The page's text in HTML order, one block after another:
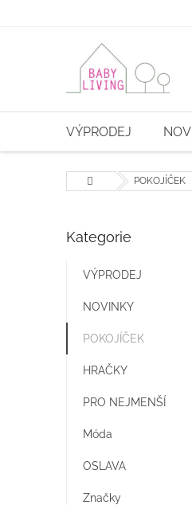
VÝPRODEJ
Domů POKOJÍČEK
o
n
Přeskočit
Kategorie
VÝPRODEJ
NOVINKY
POKOJÍČEK
HRAČKY
PRO NEJMENŠÍ
Móda
OSLAVA
Značky